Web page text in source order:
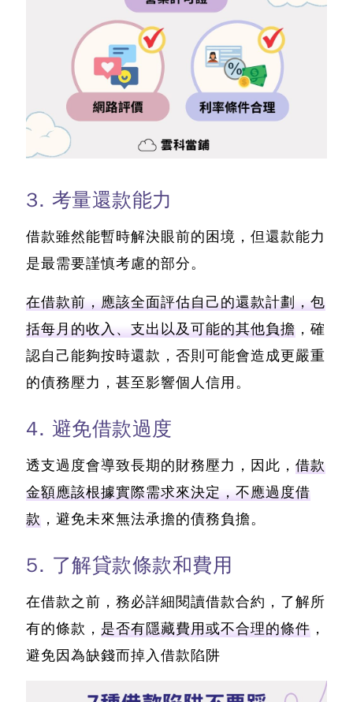
3. 考量還款能力
借款雖然能暫時解決眼前的困境，但還款能力
是最需要謹慎考慮的部分。
在借款前，應該全面評估自己的還款計劃，包
括每月的收入、支出以及可能的其他負擔 ，確
認自己能夠按時還款，否則可能會造成更嚴重
的債務壓力，甚至影響個人信用。
4. 避免借款過度
透支過度會導致長期的財務壓力，因此， 借款
金額應該根據實際需求來決定，不應過度借
款 ，避免未來無法承擔的債務負擔。
5. 了解貸款條款和費用
在借款之前，務必詳細閱讀借款合約，了解所
有的條款， 是否有隱藏費用或不合理的條件 ，
避免因為缺錢而掉入借款陷阱